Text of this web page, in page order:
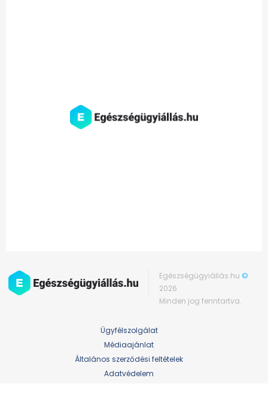
Egészségügyiállás.hu©
2026
Minden jog fenntartva.
Ügyfélszolgálat
Médiaajánlat
Általános szerződési feltételek
Adatvédelem